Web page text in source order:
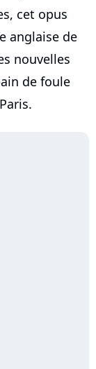
cet opus
anglaise de
nouvelles
de foule